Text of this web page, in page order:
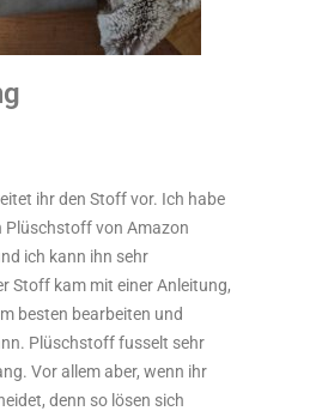
ihr den Stoff vor. Ich habe
Plüschstoff von Amazon
ich kann ihn sehr
Stoff kam mit einer Anleitung,
besten bearbeiten und
Plüschstoff fusselt sehr
Vor allem aber, wenn ihr
denn so lösen sich